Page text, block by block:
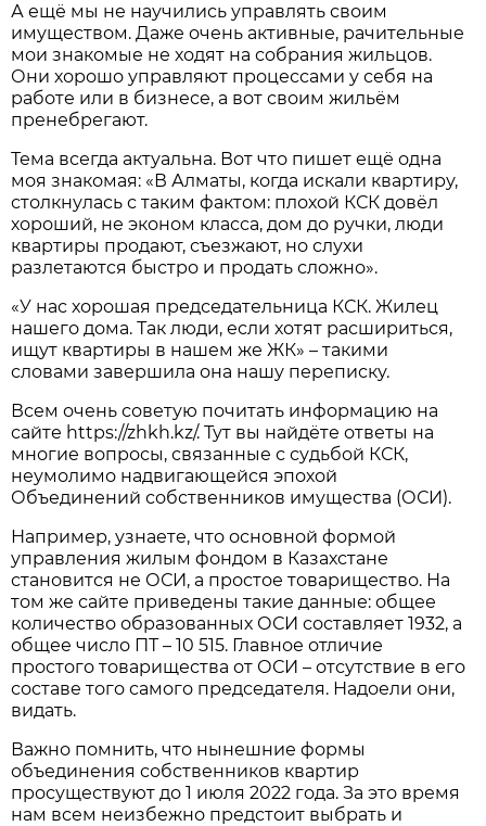
А ещё мы не научились управлять своим
имуществом. Даже очень активные, рачительные
мои знакомые не ходят на собрания жильцов.
Они хорошо управляют процессами у себя на
работе или в бизнесе, а вот своим жильём
пренебрегают.
Тема всегда актуальна. Вот что пишет ещё одна
моя знакомая: «В Алматы, когда искали квартиру,
столкнулась с таким фактом: плохой КСК довёл
хороший, не эконом класса, дом до ручки, люди
квартиры продают, съезжают, но слухи
разлетаются быстро и продать сложно».
«У нас хорошая председательница КСК. Жилец
нашего дома. Так люди, если хотят расшириться,
ищут квартиры в нашем же ЖК» – такими
словами завершила она нашу переписку.
Всем очень советую почитать информацию на
сайте https://zhkh.kz/. Тут вы найдёте ответы на
многие вопросы, связанные с судьбой КСК,
неумолимо надвигающейся эпохой
Объединений собственников имущества (ОСИ).
Например, узнаете, что основной формой
управления жилым фондом в Казахстане
становится не ОСИ, а простое товарищество. На
том же сайте приведены такие данные: общее
количество образованных ОСИ составляет 1932, а
общее число ПТ – 10 515. Главное отличие
простого товарищества от ОСИ – отсутствие в его
составе того самого председателя. Надоели они,
видать.
Важно помнить, что нынешние формы
объединения собственников квартир
просуществуют до 1 июля 2022 года. За это время
нам всем неизбежно предстоит выбрать и